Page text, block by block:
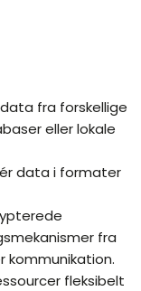
fra forskellige
eller lokale
data i formater
fra
kommunikation.
fleksibelt